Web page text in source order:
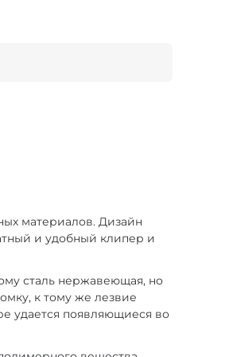
материалов. Дизайн
и удобный клипер и
сталь нержавеющая, но
к тому же лезвие
удается появляющиеся во